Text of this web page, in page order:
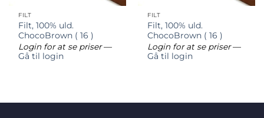
FILT
Filt, 100% uld.
ChocoBrown ( 16 )
Login for at se priser—
Gå til login
FILT
Filt, 100% uld.
ChocoBrown ( 16 )
Login for at se priser—
Gå til login